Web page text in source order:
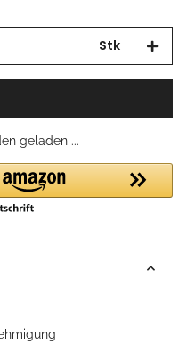
Stk
geladen ...